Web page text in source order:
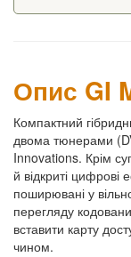
Опис GI
Компактний
двома тюнерами
Innovations. Крім
й відкриті цифрові
поширювані у
перегляду
вставити карту
чином.